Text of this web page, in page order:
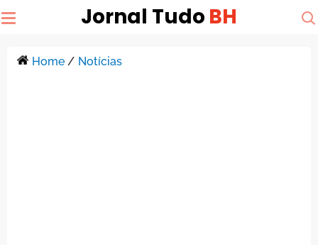
Jornal Tudo BH
Home/ Notícias